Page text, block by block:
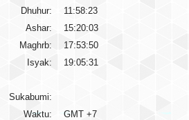
Dhuhur:
11:58:23
Ashar:
15:20:03
Maghrb:
17:53:50
Isyak:
19:05:31
Sukabumi:
Waktu:
GMT +7